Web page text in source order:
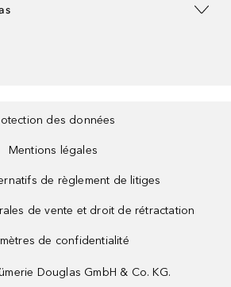
des données
Mentions légales
de règlement de litiges
de vente et droit de rétractation
de confidentialité
Douglas GmbH & Co. KG.